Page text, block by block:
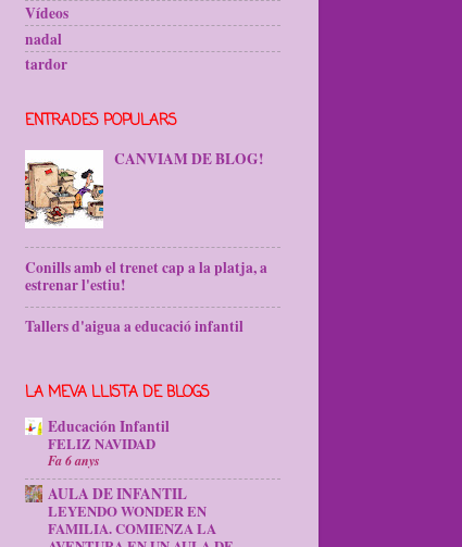
Vídeos
nadal
tardor
ENTRADES POPULARS
CANVIAM DE BLOG!
Conills amb el trenet cap a la platja, a
estrenar l'estiu!
Tallers d'aigua a educació infantil
LA MEVA LLISTA DE BLOGS
Educación Infantil
FELIZ NAVIDAD
Fa 6 anys
AULA DE INFANTIL
LEYENDO WONDER EN
FAMILIA. COMIENZA LA